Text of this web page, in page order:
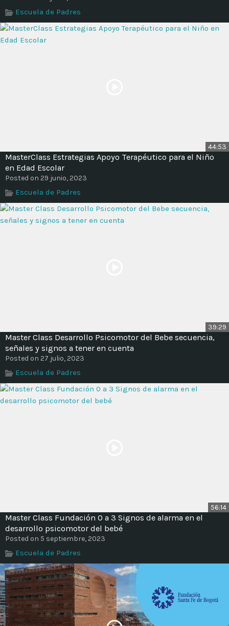
Time
Escuela de Padres
44:53
MasterClass Estrategias Apoyo Terapéutico para el Niño
en Edad Escolar
Posted on 29 junio, 2023
Escuela de Padres
39:29
Master Class Desarrollo Psicomotor del Bebe secuencia,
señales y signos a tener en cuenta
Posted on 27 julio, 2023
Escuela de Padres
56:14
Master Class Fundación 0 a 3 Signos de alarma en el
desarrollo psicomotor del bebé
Posted on 5 septiembre, 2023
Escuela de Padres